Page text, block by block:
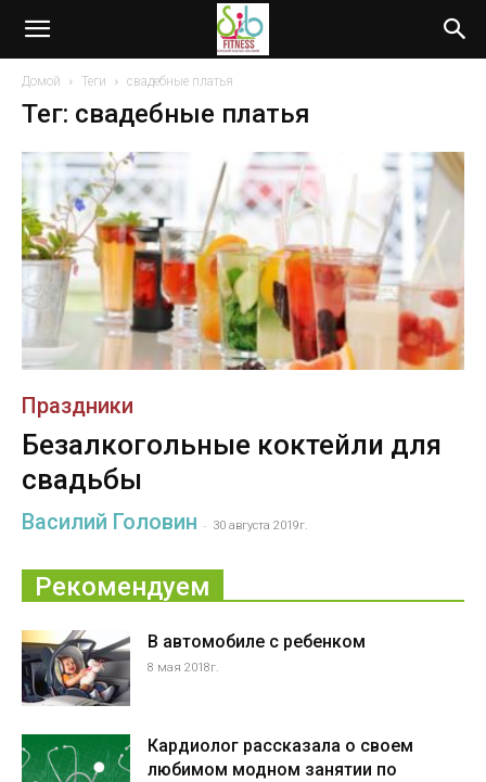
Домой Теги свадебные платья
Тег: свадебные платья
Праздники
Безалкогольные коктейли для
свадьбы
Василий Головин - 30 августа 2019г.
Рекомендуем
В автомобиле с ребенком
8 мая 2018г.
Кардиолог рассказала о своем
любимом модном занятии по